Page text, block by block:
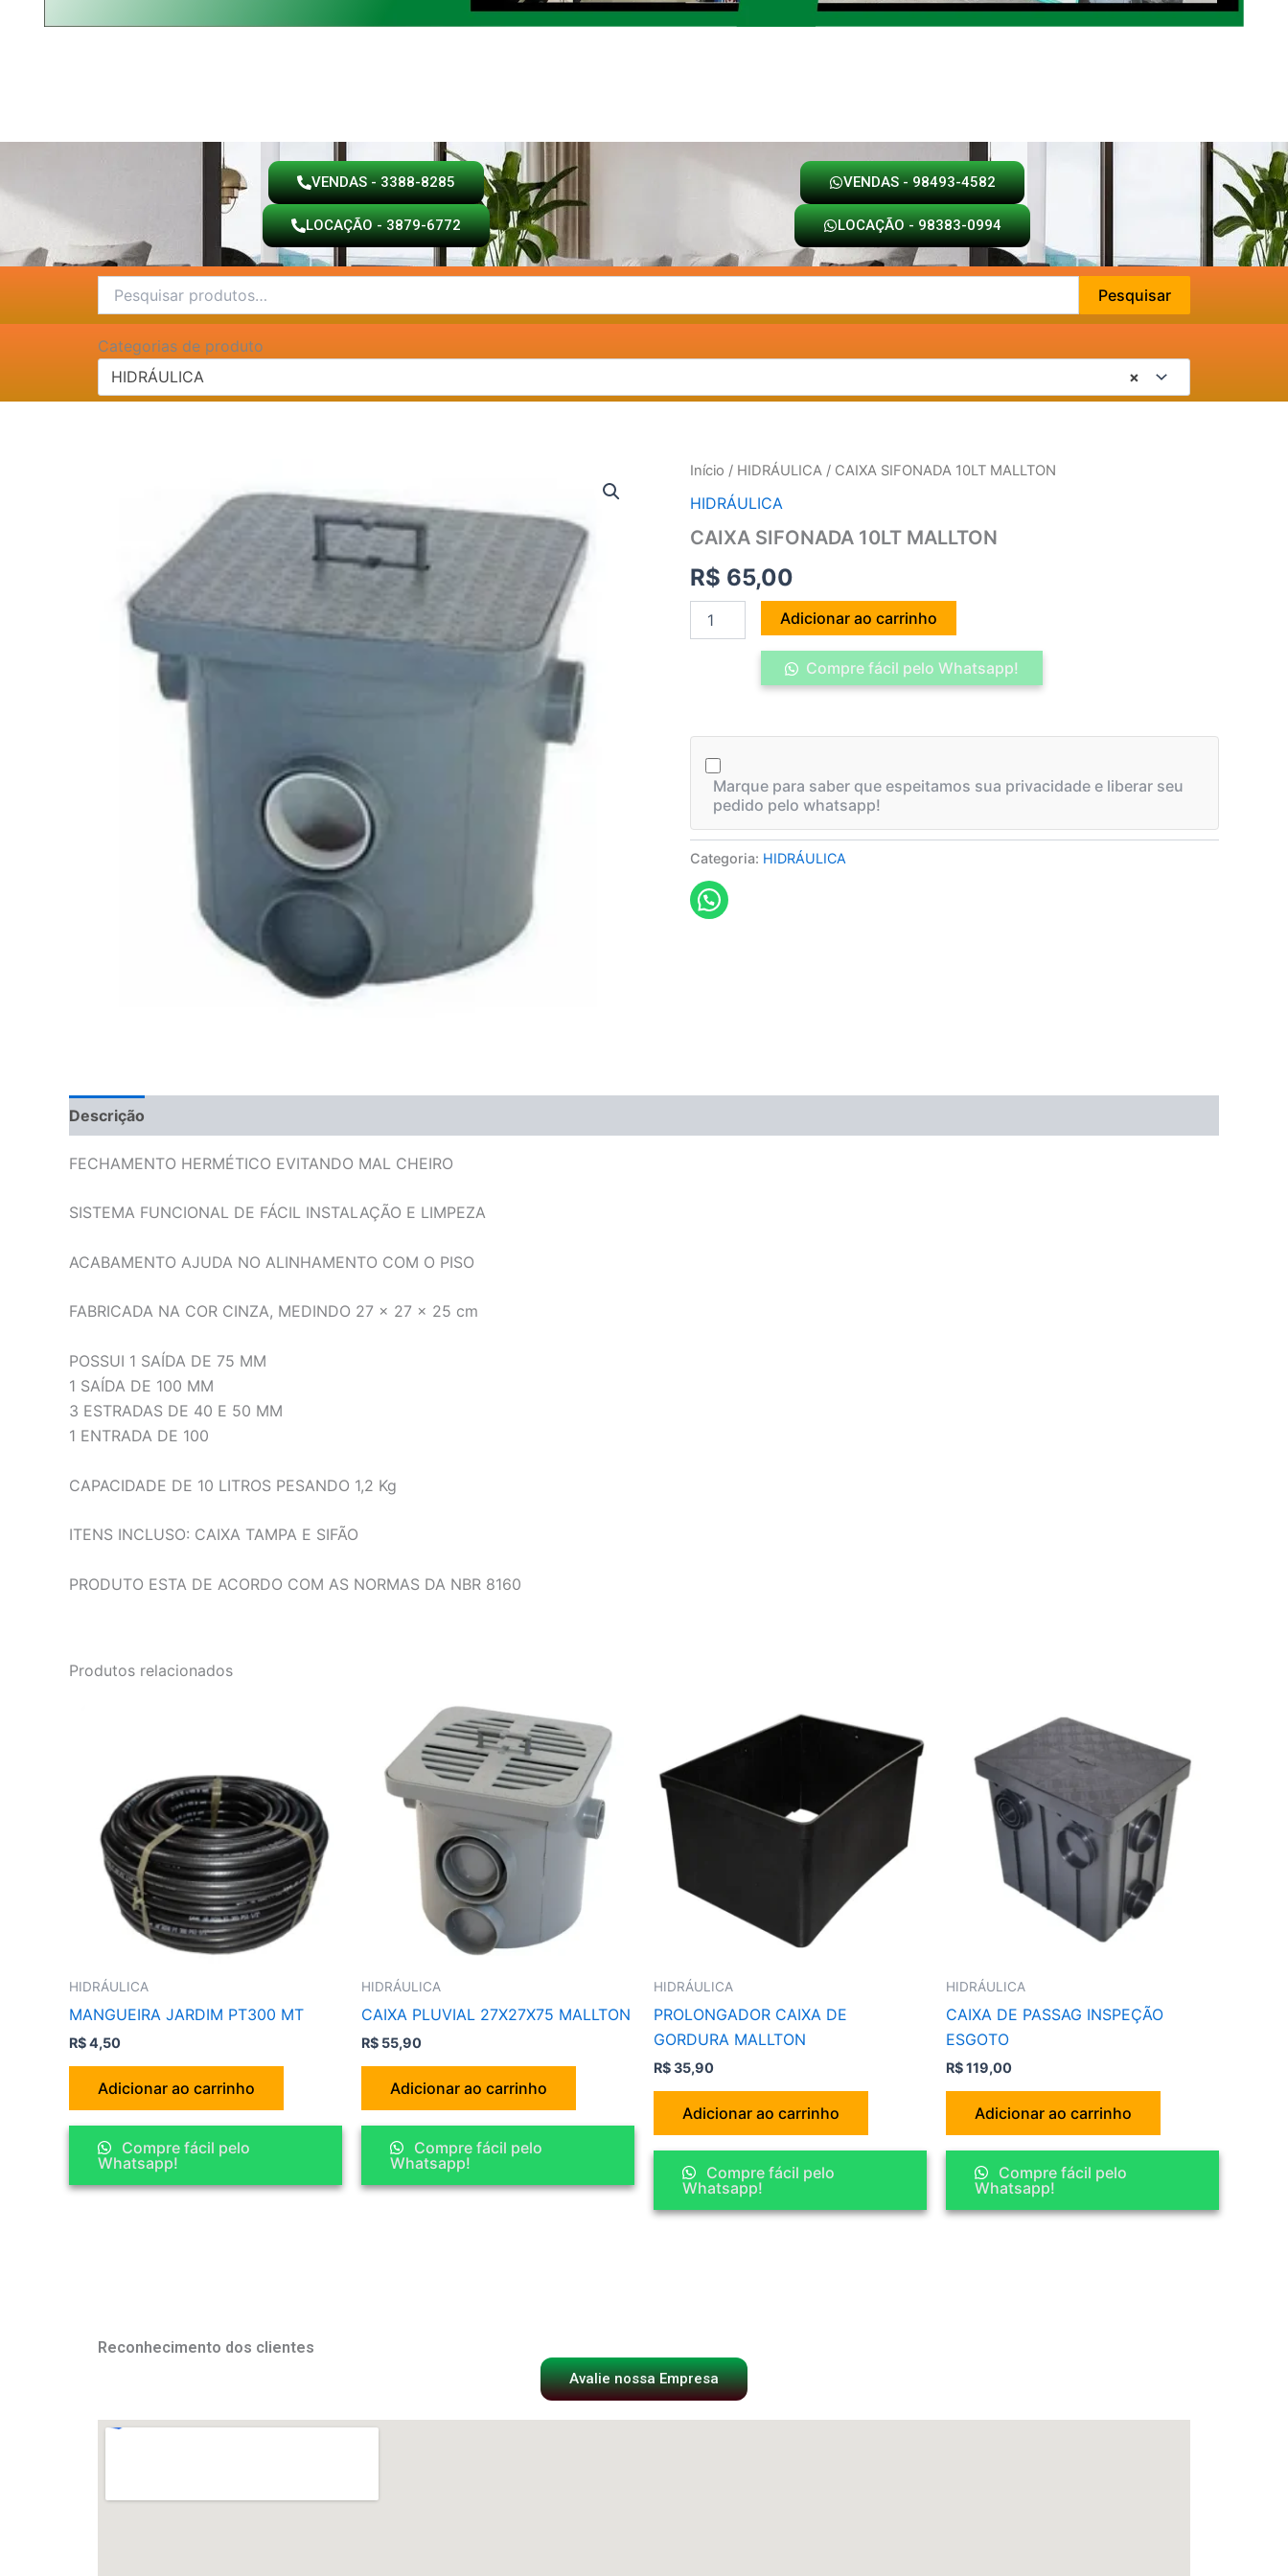
VENDAS - 3388-8285 VENDAS - 98493-4582
LOCAÇÃO - 3879-6772 LOCAÇÃO - 98383-0994
por:
Pesquisar
Categorias de produto
×
HIDRÁULICA
Início / HIDRÁULICA / CAIXA SIFONADA 10LT MALLTON
HIDRÁULICA
CAIXA SIFONADA 10LT MALLTON
R$ 65,00
CAIXA
10LT
quantidade
Adicionar ao carrinho
Compre fácil pelo Whatsapp!
Marque para saber que espeitamos sua privacidade e liberar seu
pedido pelo whatsapp!
Categoria: HIDRÁULICA
Descrição
FECHAMENTO HERMÉTICO EVITANDO MAL CHEIRO
SISTEMA FUNCIONAL DE FÁCIL INSTALAÇÃO E LIMPEZA
ACABAMENTO AJUDA NO ALINHAMENTO COM O PISO
FABRICADA NA COR CINZA, MEDINDO 27 x 27 x 25 cm
POSSUI 1 SAÍDA DE 75 MM
1 SAÍDA DE 100 MM
3 ESTRADAS DE 40 E 50 MM
1 ENTRADA DE 100
CAPACIDADE DE 10 LITROS PESANDO 1,2 Kg
ITENS INCLUSO: CAIXA TAMPA E SIFÃO
PRODUTO ESTA DE ACORDO COM AS NORMAS DA NBR 8160
Produtos relacionados
HIDRÁULICA
MANGUEIRA JARDIM PT300 MT
R$4,50
Adicionar ao carrinho
Compre fácil pelo
Whatsapp!
HIDRÁULICA
CAIXA PLUVIAL 27X27X75 MALLTON
R$ 55,90
Adicionar ao carrinho
Compre fácil pelo
Whatsapp!
HIDRÁULICA
PROLONGADOR CAIXA DE
GORDURA MALLTON
R$35,90
Adicionar ao carrinho
Compre fácil pelo
Whatsapp!
HIDRÁULICA
CAIXA DE PASSAG INSPEÇÃO
ESGOTO
R$119,00
Adicionar ao carrinho
Compre fácil pelo
Whatsapp!
Reconhecimento dos clientes
Avalie nossa Empresa